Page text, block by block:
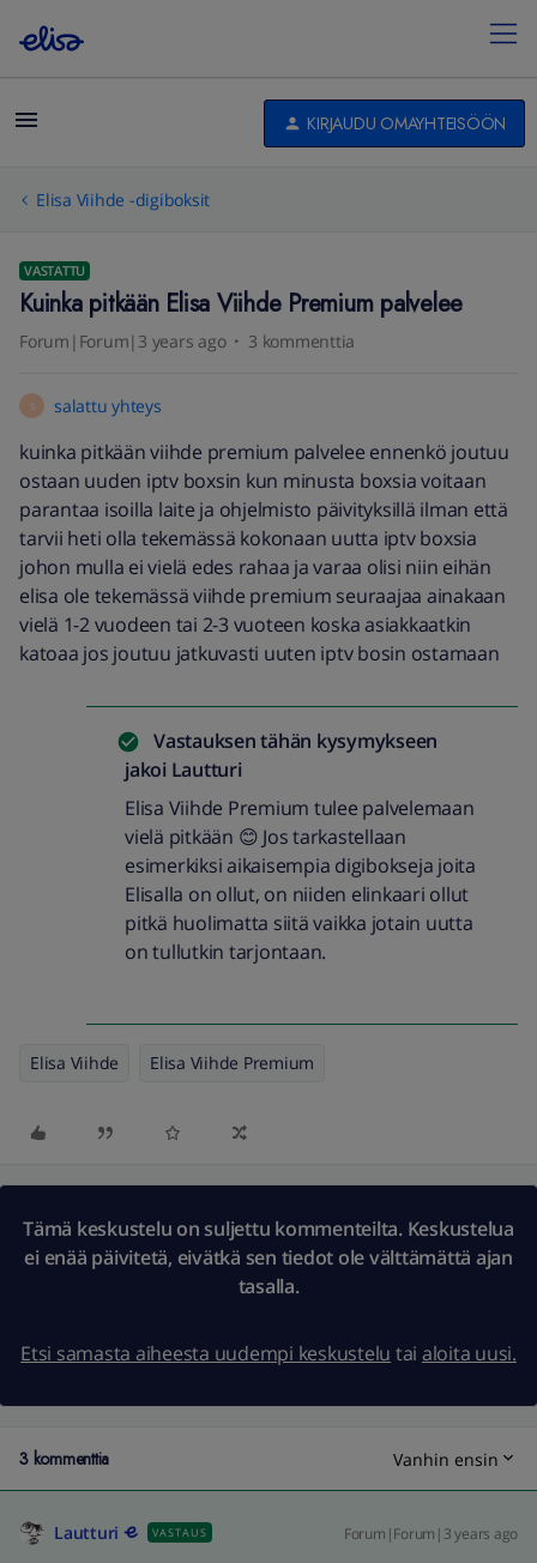
KIRJAUDU OMAYHTEISÖÖN
Elisa Viihde -digiboksit
VASTATTU
Kuinka pitkään Elisa Viihde Premium palvelee
Forum|Forum|3 years ago 3 kommenttia
S salattu yhteys
kuinka pitkään viihde premium palvelee ennenkö joutuu
ostaan uuden iptv boxsin kun minusta boxsia voitaan
parantaa isoilla laite ja ohjelmisto päivityksillä ilman että
tarvii heti olla tekemässä kokonaan uutta iptv boxsia
johon mulla ei vielä edes rahaa ja varaa olisi niin eihän
elisa ole tekemässä viihde premium seuraajaa ainakaan
vielä 1-2 vuodeen tai 2-3 vuoteen koska asiakkaatkin
katoaa jos joutuu jatkuvasti uuten iptv bosin ostamaan
Vastauksen tähän kysymykseen
jakoi Lautturi
Elisa Viihde Premium tulee palvelemaan
vielä pitkään 😊 Jos tarkastellaan
esimerkiksi aikaisempia digibokseja joita
Elisalla on ollut, on niiden elinkaari ollut
pitkä huolimatta siitä vaikka jotain uutta
on tullutkin tarjontaan.
Elisa Viihde Elisa Viihde Premium
Tämä keskustelu on suljettu kommenteilta. Keskustelua
ei enää päivitetä, eivätkä sen tiedot ole välttämättä ajan
tasalla.
Etsi samasta aiheesta uudempi keskustelu tai aloita uusi.
3 kommenttia Vanhin ensin
Lautturi VASTAUS Forum|Forum|3 years ago